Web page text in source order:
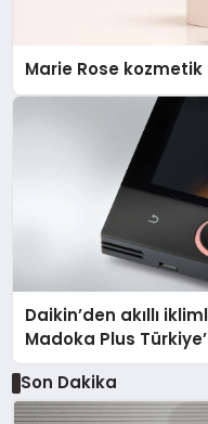
Marie Rose
Daikin’den akıllı
Madoka Plus
Son Dakika